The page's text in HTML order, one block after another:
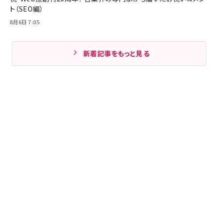
ト（SEO編）
8月6日 7:05
新着記事をもっと見る